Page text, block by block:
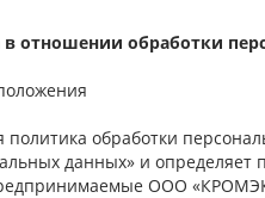
отношении обработки
политика обработки
данных» и определяет
ООО